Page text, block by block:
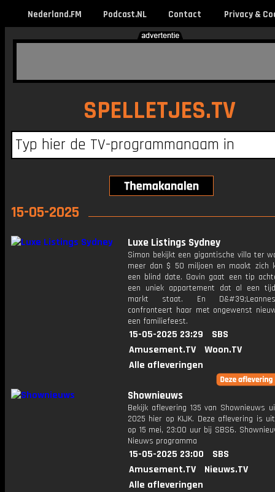
Nederland.FM Podcast.NL Contact Privacy &
SPELLETJES.TV
15-05-2025
Luxe Listings Sydney
Simon bekijkt een gigantische villa ter
meer dan $ 50 miljoen en maakt zich
een blind date. Gavin gaat een tip
een uniek appartement dat al een
markt staat. En
confronteert haar met ongewenst
een familiefeest.
15-05-2025 23:29
SBS
Amusement.TV
Woon.TV
Alle afleveringen
Shownieuws
Bekijk aflevering 135 van Shownieuws
2025 hier op KIJK. Deze aflevering is
op 15 mei, 23:00 uur bij SBS6.
Nieuws programma
15-05-2025 23:00
SBS
Amusement.TV
Nieuws.TV
Alle afleveringen